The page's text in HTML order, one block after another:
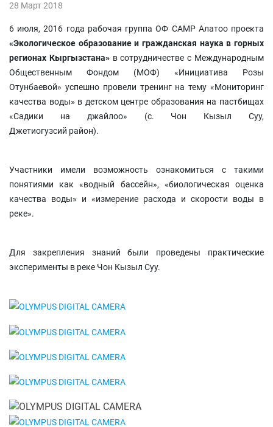
28 Март 2018
6 июля, 2016 года рабочая группа ОФ CAMP Aлатоо проекта
«Экологическое образование и гражданская наука в горных
регионах Кыргызстана»в сотрудничестве с Международным
Общественным Фондом (МОФ) «Инициатива Розы
Отунбаевой» успешно провели тренинг на тему «Мониторинг
качества воды» в детском центре образования на пастбищах
«Садики на джайлоо» (с. Чон Кызыл Суу,
Джетиогузсий район).
Участники имели возможность ознакомиться с такими
понятиями как «водный бассейн», «биологическая оценка
качества воды» и «измерение расхода и скорости воды в
реке».
Для закрепления знаний были проведены практические
эксперименты в реке Чон Кызыл Суу.